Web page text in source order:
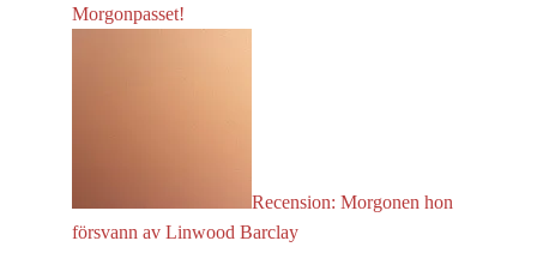
Morgonpasset!
Recension: Morgonen hon
försvann av Linwood Barclay